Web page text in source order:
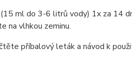
ml do 3-6 litrů vody) 1x za 14
na vlhkou zeminu.
příbalový leták a návod k